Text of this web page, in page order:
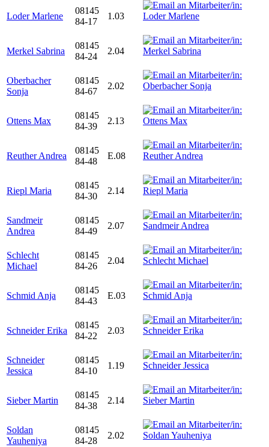
Loder Marlene
08145
84-17
1.03
Merkel Sabrina
08145
84-24
2.04
Oberbacher
Sonja
08145
84-67
2.02
Ottens Max
08145
84-39
2.13
Reuther Andrea
08145
84-48
E.08
Riepl Maria
08145
84-30
2.14
Sandmeir
Andrea
08145
84-49
2.07
Schlecht
Michael
08145
84-26
2.04
Schmid Anja
08145
84-43
E.03
Schneider Erika
08145
84-22
2.03
Schneider
Jessica
08145
84-10
1.19
Sieber Martin
08145
84-38
2.14
Soldan
Yauheniya
08145
84-28
2.02